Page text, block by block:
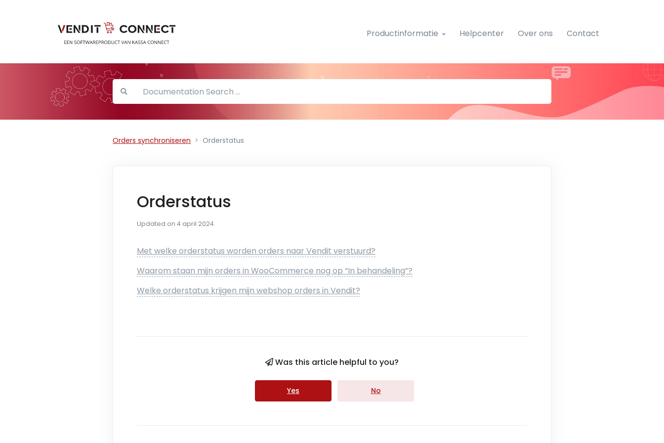
Productinformatie Helpcenter Over ons Contact
Orders synchroniseren Orderstatus
Orderstatus
Updated on 4 april 2024
Met welke orderstatus worden orders naar Vendit verstuurd?
Waarom staan mijn orders in WooCommerce nog op “In behandeling”?
Welke orderstatus krijgen mijn webshop orders in Vendit?
Was this article helpful to you?
Yes No